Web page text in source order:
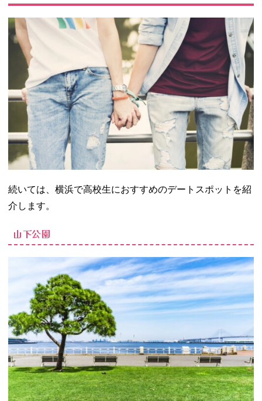
続いては、横浜で高校生におすすめのデートスポットを紹
介します。
山下公園